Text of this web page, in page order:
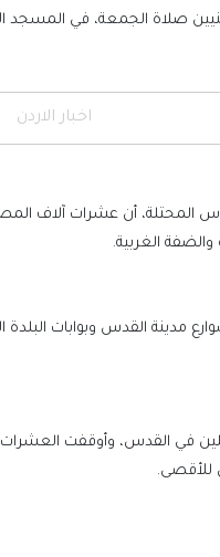
صلاة الجمعة، في المسجد
اخبار الاردن
المحتلة، أن عشرات آلاف
الغربية.
مدينة القدس وبوابات
في القدس، وأوقفت
للأقصى.